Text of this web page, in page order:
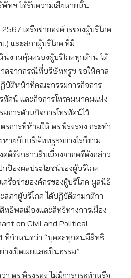
ษัทฯ ได้รับความเสียหายนั้น
เครือข่ายองค์กรของผู้บริโภค
.) และสภาผู้บริโภค ที่มี
นงานคุ้มครองผู้บริโภคทุกด้าน ได้
ลจากกรณีที่บริษัททรูฯ ขอให้ศาล
บัติหน้าที่คณะกรรมการกิจการ
ทัศน์ และกิจการโทรคมนาคมแห่ง
การด้านกิจการโทรทัศน์ไว้
การที่ห้ามให้ ดร.พิรงรอง กระทำ
หายกับบริษัททรูฯอย่างไรก็ตาม
คดีดังกล่าวสืบเนื่องจากคดีดังกล่าว
ป้องผลประโยชน์ของผู้บริโภค
ครือข่ายองค์กรของผู้บริโภค มูลนิธิ
สภาผู้บริโภค ได้ปฏิบัติตามกติกา
ทธิพลเมืองและสิทธิทางการเมือง
on Civil and Political
ที่กำหนดว่า “บุคคลทุกคนมีสิทธิ
งเปิดเผยและเป็นธรรม”
ดร.พิรงรอง ไม่มีการกระทำหรือ